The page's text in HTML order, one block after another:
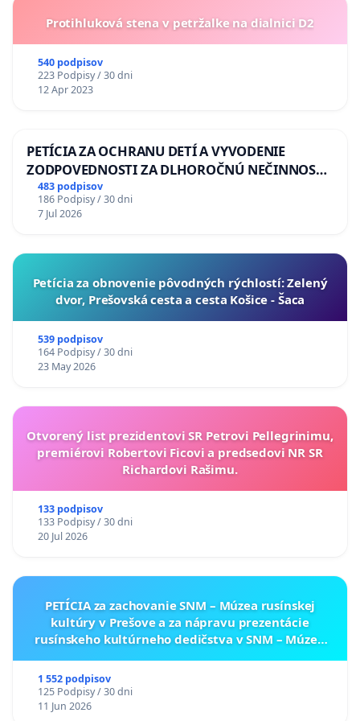
Protihluková stena v petržalke na dialnici D2
540 podpisov
223 Podpisy / 30 dni
12 Apr 2023
PETÍCIA ZA OCHRANU DETÍ A VYVODENIE
ZODPOVEDNOSTI ZA DLHOROČNÚ NEČINNOSŤ
A ZLYHANIE ŠTÁTU
483 podpisov
186 Podpisy / 30 dni
7 Jul 2026
​Petícia za obnovenie pôvodných rýchlostí: Zelený
dvor, Prešovská cesta a cesta Košice - Šaca
539 podpisov
164 Podpisy / 30 dni
23 May 2026
Otvorený list prezidentovi SR Petrovi Pellegrinimu,
premiérovi Robertovi Ficovi a predsedovi NR SR
Richardovi Rašimu.
133 podpisov
133 Podpisy / 30 dni
20 Jul 2026
PETÍCIA za zachovanie SNM – Múzea rusínskej
kultúry v Prešove a za nápravu prezentácie
rusínskeho kultúrneho dedičstva v SNM – Múzeu
1 552 podpisov
125 Podpisy / 30 dni
11 Jun 2026